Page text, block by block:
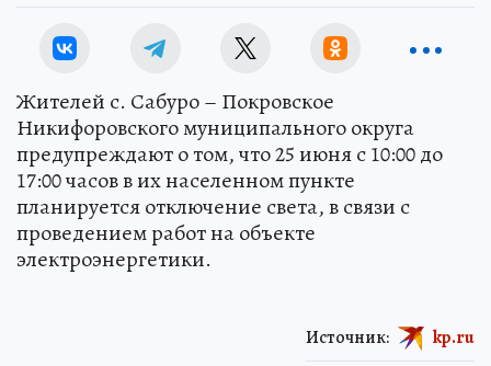
Жителей с. Сабуро – Покровское
Никифоровского муниципального округа
предупреждают о том, что 25 июня с 10:00 до
17:00 часов в их населенном пункте
планируется отключение света, в связи с
проведением работ на объекте
электроэнергетики.
Источник: kp.ru